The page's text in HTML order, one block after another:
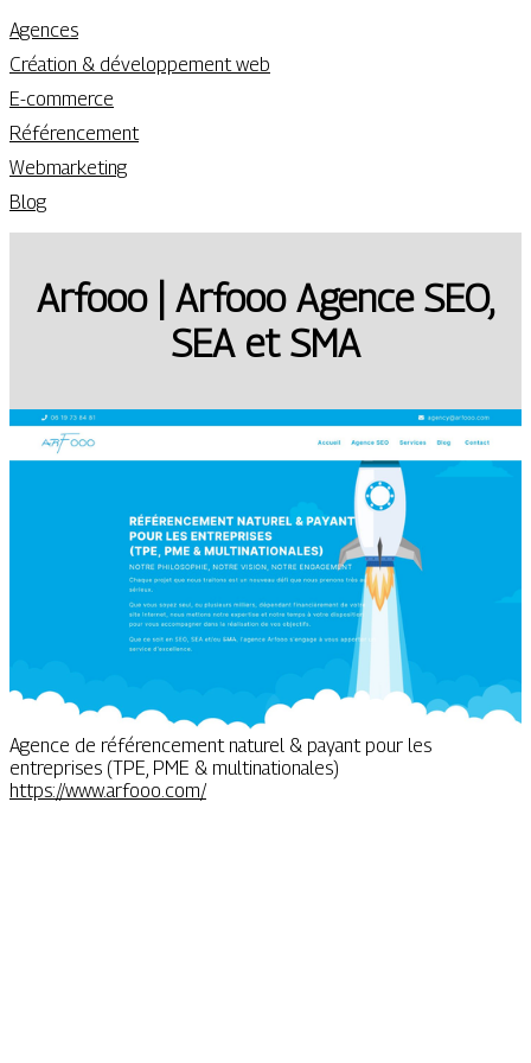
Agences
Création & développement web
E-commerce
Référencement
Webmarketing
Blog
Arfooo | Arfooo Agence SEO,
SEA et SMA
Agence de référencement naturel & payant pour les
entreprises (TPE, PME & multinationales)
https://www.arfooo.com/